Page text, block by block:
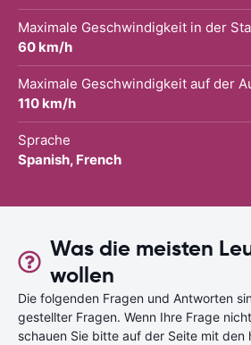
Maximale Geschwindigkeit in der
60 km/h
Maximale Geschwindigkeit auf der
110 km/h
Sprache
Spanish, French
Was die meisten
wollen
Die folgenden Fragen und Antworten
gestellter Fragen. Wenn Ihre Frage
schauen Sie bitte auf der Seite mit den